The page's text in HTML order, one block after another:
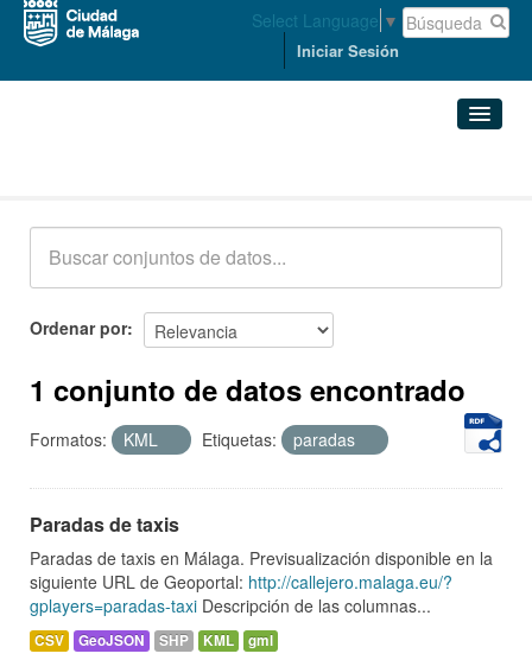
Select Language ▼
Iniciar Sesión
Acerca de
Ordenar por
1 conjunto de datos encontrado
Formatos: KML Etiquetas: paradas
Paradas de taxis
Paradas de taxis en Málaga. Previsualización disponible en la
siguiente URL de Geoportal: http://callejero.malaga.eu/?
gplayers=paradas-taxi Descripción de las columnas...
CSV GeoJSON SHP KML gml